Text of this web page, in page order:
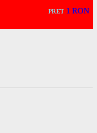
PRET 1 RON
PRET 1 RON